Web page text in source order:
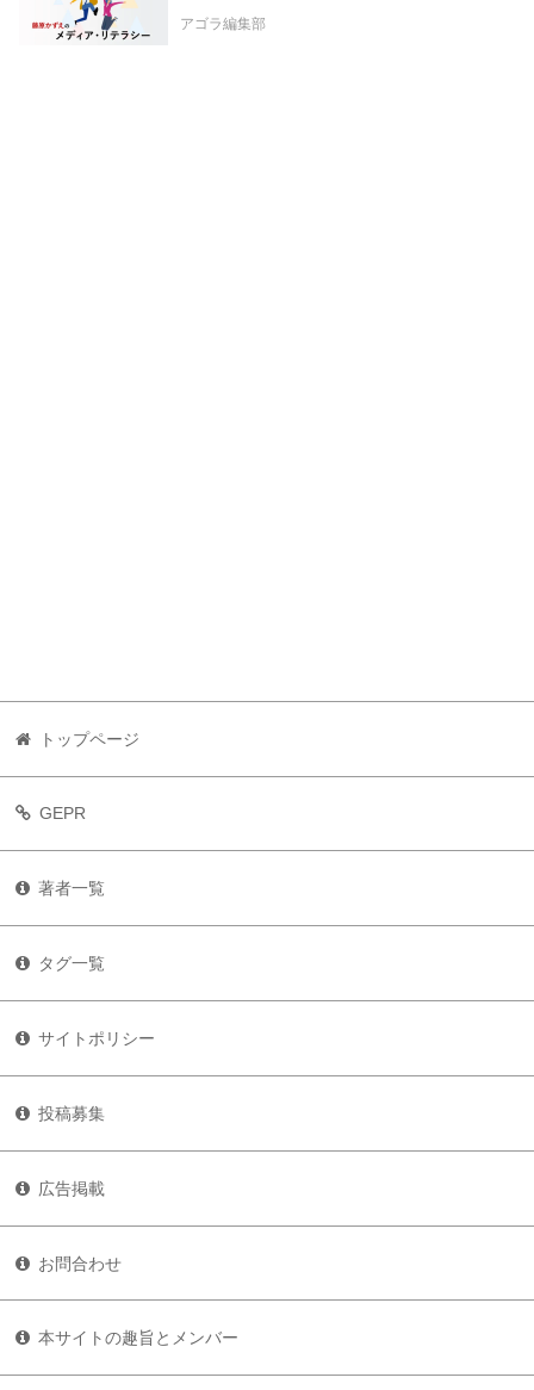
アゴラ編集部
トップページ
GEPR
著者一覧
タグ一覧
サイトポリシー
投稿募集
広告掲載
お問合わせ
本サイトの趣旨とメンバー